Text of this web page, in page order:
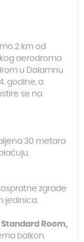
2 km od
aerodroma
u Dalamnu
godine, a
se na
30 metara
zgrade
jedinica.
Room,
balkon.